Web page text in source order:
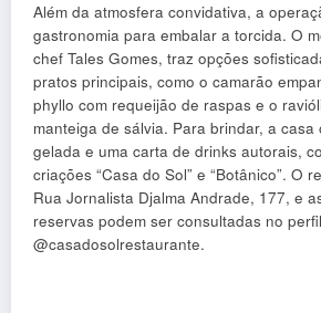
Além da atmosfera convidativa, a
gastronomia para embalar a torcida. O
chef Tales Gomes, traz opções
pratos principais, como o camarão
phyllo com requeijão de raspas e o
manteiga de sálvia. Para brindar, a
gelada e uma carta de drinks autorais,
criações “Casa do Sol” e “Botânico”. O
Rua Jornalista Djalma Andrade, 177, e
reservas podem ser consultadas no perfil
@casadosolrestaurante.